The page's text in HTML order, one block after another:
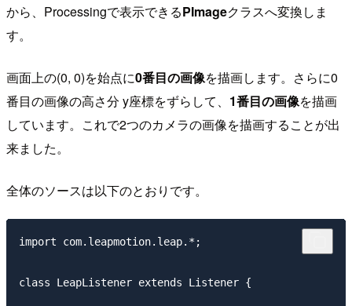
から、Processingで表示できるPImageクラスへ変換しま
す。
画面上の(0, 0)を始点に0番目の画像を描画します。さらに0
番目の画像の高さ分 y座標をずらして、 1番目の画像を描画
しています。これで2つのカメラの画像を描画することが出
来ました。
全体のソースは以下のとおりです。
import com.leapmotion.leap.*;
class LeapListener extends Listener {